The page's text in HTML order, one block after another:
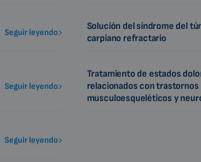
Seguir leyendo
Solución del síndrome del
carpiano refractario
Seguir leyendo
Tratamiento de estados
relacionados con trastornos
musculoesqueléticos y
Seguir leyendo